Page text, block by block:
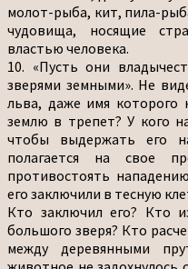
молот-рыба, кит, пила-
чудовища, носящие
властью человека.
10. «Пусть они
зверями земными». Не
льва, даже имя которого
землю в трепет? У кого
чтобы выдержать его
полагается на свое
противостоять
его заключили в тесную
Кто заключил его? Кто
большого зверя? Кто
между деревянными